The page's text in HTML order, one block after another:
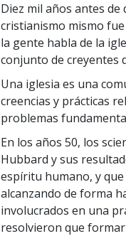
Diez mil años antes de
cristianismo mismo
la gente habla de la
conjunto de creyentes
Una iglesia es una
creencias y prácticas
problemas
En los años 50, los
Hubbard y sus
espíritu humano, y
alcanzando de forma
involucrados en una
resolvieron que